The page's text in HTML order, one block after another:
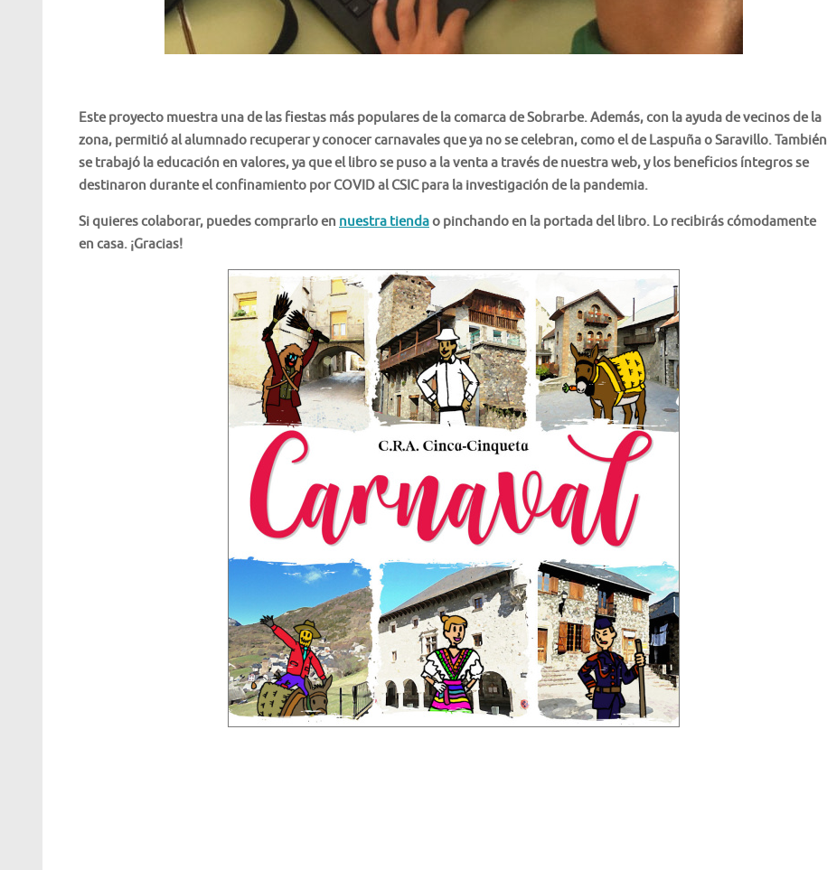
Este proyecto muestra una de las fiestas más populares de la comarca de Sobrarbe. Además, con la ayuda de vecinos de la
zona, permitió al alumnado recuperar y conocer carnavales que ya no se celebran, como el de Laspuña o Saravillo. También
se trabajó la educación en valores, ya que el libro se puso a la venta a través de nuestra web,y los beneficios íntegros se
destinaron durante el confinamiento por COVID al CSIC para la investigación de la pandemia.
Si quieres colaborar, puedes comprarlo en nuestra tiendao pinchando en la portada del libro. Lo recibirás cómodamente
en casa. ¡Gracias!